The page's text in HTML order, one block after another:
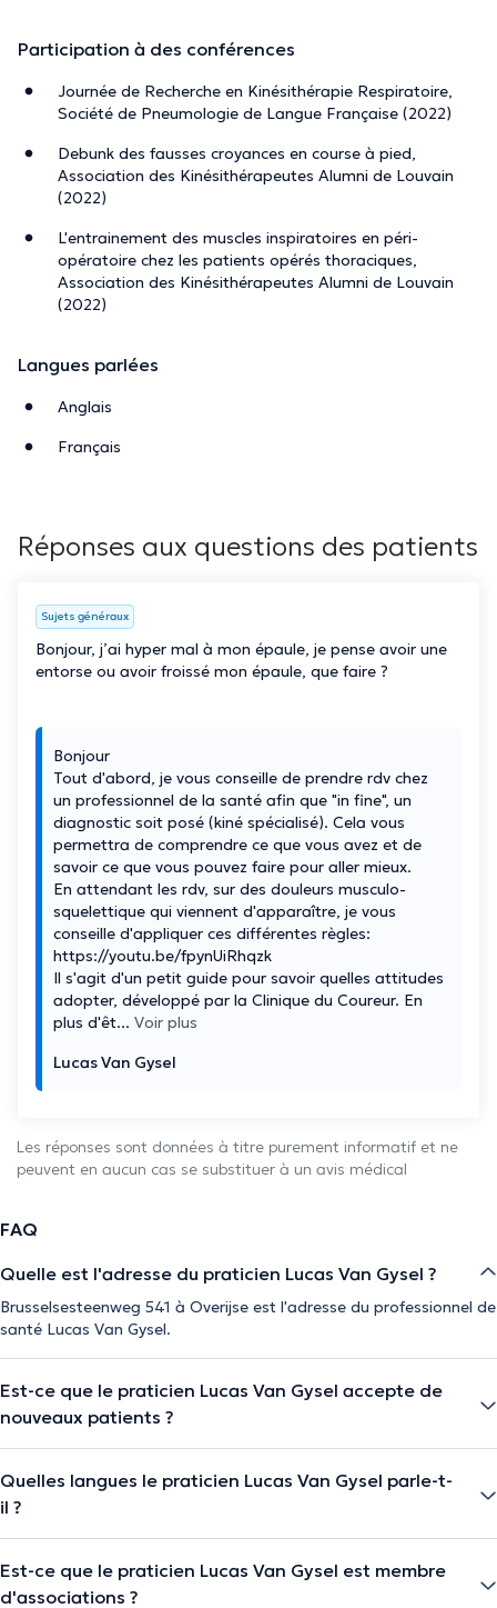
Participation à des conférences
Journée de Recherche en Kinésithérapie Respiratoire,
Société de Pneumologie de Langue Française (2022)
Debunk des fausses croyances en course à pied,
Association des Kinésithérapeutes Alumni de Louvain
(2022)
L'entrainement des muscles inspiratoires en péri-
opératoire chez les patients opérés thoraciques,
Association des Kinésithérapeutes Alumni de Louvain
(2022)
Langues parlées
Anglais
Français
Réponses aux questions des patients
Sujets généraux
Bonjour, j’ai hyper mal à mon épaule, je pense avoir une
entorse ou avoir froissé mon épaule, que faire ?
Bonjour
Tout d'abord, je vous conseille de prendre rdv chez
un professionnel de la santé afin que "in fine", un
diagnostic soit posé (kiné spécialisé). Cela vous
permettra de comprendre ce que vous avez et de
savoir ce que vous pouvez faire pour aller mieux.
En attendant les rdv, sur des douleurs musculo-
squelettique qui viennent d'apparaître, je vous
conseille d'appliquer ces différentes règles:
https://youtu.be/fpynUiRhqzk
Il s'agit d'un petit guide pour savoir quelles attitudes
adopter, développé par la Clinique du Coureur. En
plus d'êt... Voir plus
Lucas Van Gysel
Les réponses sont données à titre purement informatif et ne
peuvent en aucun cas se substituer à un avis médical
FAQ
Quelle est l'adresse du praticien Lucas Van Gysel ?
Brusselsesteenweg 541 à Overijse est l'adresse du professionnel de
santé Lucas Van Gysel.
Est-ce que le praticien Lucas Van Gysel accepte de
nouveaux patients ?
Quelles langues le praticien Lucas Van Gysel parle-t-
il ?
Est-ce que le praticien Lucas Van Gysel est membre
d'associations ?